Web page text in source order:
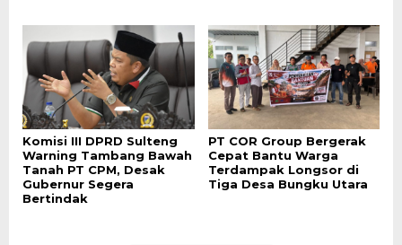
Komisi III DPRD Sulteng
Warning Tambang Bawah
Tanah PT CPM, Desak
Gubernur Segera
Bertindak
PT COR Group Bergerak
Cepat Bantu Warga
Terdampak Longsor di
Tiga Desa Bungku Utara